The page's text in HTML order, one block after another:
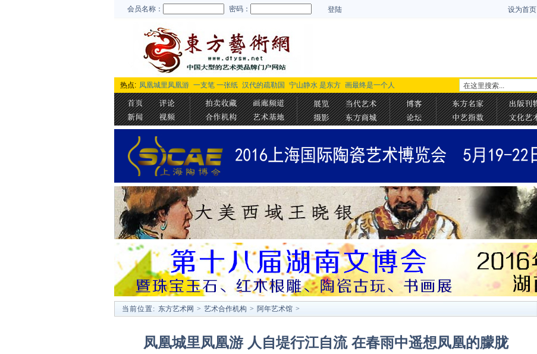
会员名称： 密码： 登陆 设为首页
热点: 凤凰城里凤凰游 一支笔 一张纸 汉代的疏勒国 宁山静水 是东方 画最终是一个人
当前位置: 东方艺术网 > 艺术合作机构 > 阿年艺术馆 >
凤凰城里凤凰游 人自堤行江自流 在春雨中遥想凤凰的朦胧